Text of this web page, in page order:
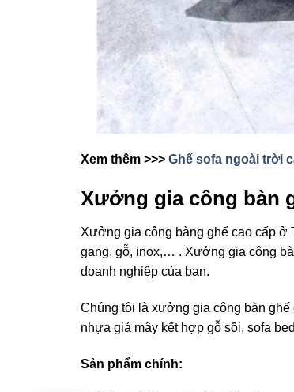
Xem thêm >>> Ghế sofa ngoài trời
Xưởng gia công bàn
Xưởng gia công bàng ghế cao cấp ở
gang, gỗ, inox,… . Xưởng gia công
doanh nghiệp của bạn.
Chúng tôi là xưởng gia công bàn
nhựa giả mây kết hợp gỗ sồi, sofa
Sản phẩm chính: